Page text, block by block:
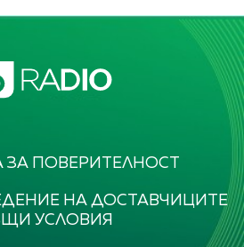
ЗА ПОВЕРИТЕЛНОСТ
НА ДОСТАВЧИЦИТЕ
УСЛОВИЯ